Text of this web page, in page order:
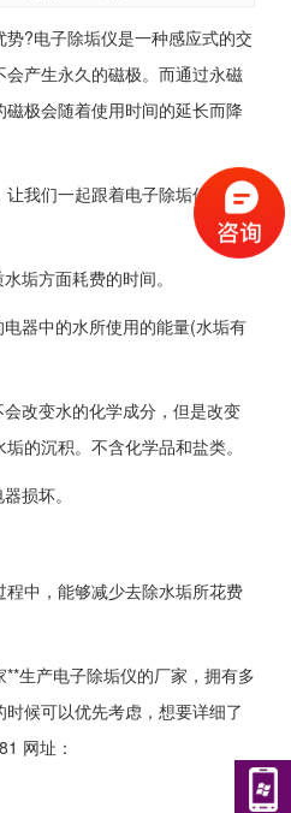
?电子除垢仪是一种感应式的交
产生永久的磁极。而通过永磁
极会随着使用时间的延长而降
我们一起跟着电子除垢仪厂家
方面耗费的时间。
器中的水所使用的能量(水垢有
改变水的化学成分，但是改变
的沉积。不含化学品和盐类。
损坏。
中，能够减少去除水垢所花费
产电子除垢仪的厂家，拥有多
候可以优先考虑，想要详细了
网址：